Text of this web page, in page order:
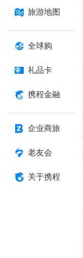
旅游地图
全球购
礼品卡
携程金融
企业商旅
老友会
关于携程